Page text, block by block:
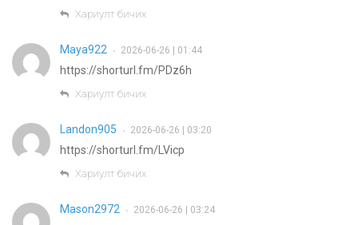
Хариулт бичих
Maya922 • 2026-06-26 | 01:44
https://shorturl.fm/PDz6h
Хариулт бичих
Landon905 • 2026-06-26 | 03:20
https://shorturl.fm/LVicp
Хариулт бичих
Mason2972 • 2026-06-26 | 03:24